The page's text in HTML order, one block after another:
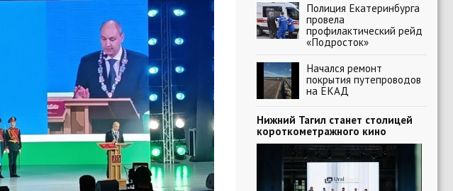
Полиция Екатеринбурга
провела
профилактический рейд
«Подросток»
Начался ремонт
покрытия путепроводов
на ЕКАД
Нижний Тагил станет столицей
короткометражного кино